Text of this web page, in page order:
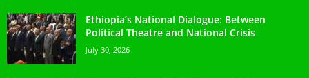
Ethiopia’s National Dialogue: Between
Political Theatre and National Crisis
July 30, 2026